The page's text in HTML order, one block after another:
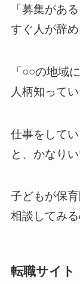
「募集があ
すぐ人が辞め
「○○の地域
人柄知って
仕事をして
と、かなり
子どもが保
相談してみ
転職サイト